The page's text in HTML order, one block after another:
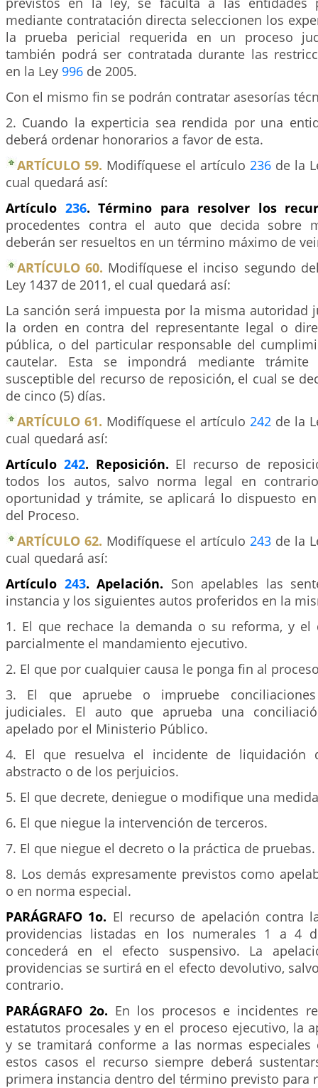
mediante contratación directa seleccionen los
la prueba pericial requerida en un proceso
también podrá ser contratada durante las
en la Ley 996 de 2005.
Con el mismo fin se podrán contratar asesorías
2. Cuando la experticia sea rendida por una
deberá ordenar honorarios a favor de esta.
ARTÍCULO 59. Modifíquese el artículo 236 de la
cual quedará así:
Artículo 236. Término para resolver los
procedentes contra el auto que decida sobre
deberán ser resueltos en un término máximo de
ARTÍCULO 60. Modifíquese el inciso segundo
Ley 1437 de 2011, el cual quedará así:
La sanción será impuesta por la misma autoridad
la orden en contra del representante legal o
pública, o del particular responsable del
cautelar. Esta se impondrá mediante
susceptible del recurso de reposición, el cual se
de cinco (5) días.
ARTÍCULO 61. Modifíquese el artículo 242 de la
cual quedará así:
Artículo 242. Reposición. El recurso de
todos los autos, salvo norma legal en
oportunidad y trámite, se aplicará lo dispuesto
del Proceso.
ARTÍCULO 62. Modifíquese el artículo 243 de la
cual quedará así:
Artículo 243. Apelación. Son apelables las
instancia y los siguientes autos proferidos en la
1. El que rechace la demanda o su reforma, y
parcialmente el mandamiento ejecutivo.
2. El que por cualquier causa le ponga fin al
3. El que apruebe o impruebe
judiciales. El auto que aprueba una
apelado por el Ministerio Público.
4. El que resuelva el incidente de liquidación
abstracto o de los perjuicios.
5. El que decrete, deniegue o modifique una
6. El que niegue la intervención de terceros.
7. El que niegue el decreto o la práctica de pruebas.
8. Los demás expresamente previstos como
o en norma especial.
PARÁGRAFO 1o. El recurso de apelación contra
providencias listadas en los numerales 1 a 4
concederá en el efecto suspensivo. La
providencias se surtirá en el efecto devolutivo,
contrario.
PARÁGRAFO 2o. En los procesos e incidentes
estatutos procesales y en el proceso ejecutivo, la
y se tramitará conforme a las normas especiales
estos casos el recurso siempre deberá
primera instancia dentro del término previsto para